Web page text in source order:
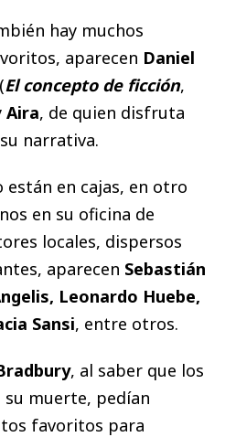
hay muchos
aparecen Daniel
(El concepto de ficción,
Aira, de quien disfruta
narrativa.
están en cajas, en otro
en su oficina de
locales, dispersos
aparecen Sebastián
Leonardo Huebe,
Sansi, entre otros.
, al saber que los
su muerte, pedían
favoritos para